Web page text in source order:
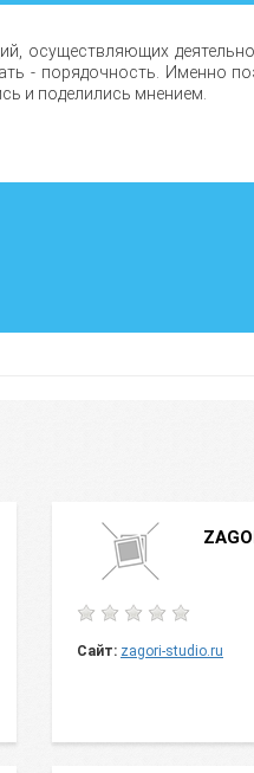
осуществляющих
- порядочность. Именно
и поделились мнением.
Сайт: zagori-studio.ru